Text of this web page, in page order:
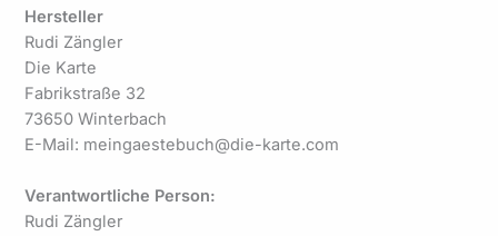
Hersteller
Rudi Zängler
Die Karte
Fabrikstraße 32
73650 Winterbach
E-Mail: meingaestebuch@die-karte.com
Verantwortliche Person:
Rudi Zängler